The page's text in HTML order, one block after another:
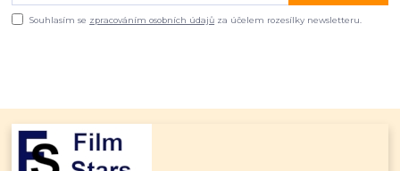
Souhlasím se zpracováním osobních údajů za účelem rozesílky newsletteru.